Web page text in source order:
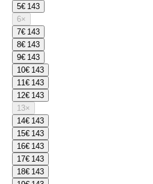
5€ 143
6×
7€ 143
8€ 143
9€ 143
10€ 143
11€ 143
12€ 143
13×
14€ 143
15€ 143
16€ 143
17€ 143
18€ 143